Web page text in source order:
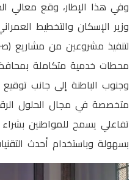
وفي هذا الإطار، وقع معالي
محطات خدمية متكاملة
وجنوب الباطنة إلى جانب
متخصصة في مجال الحلول
تفاعلي يسمح للمواطنين بشراء
بسهولة وباستخدام أحدث